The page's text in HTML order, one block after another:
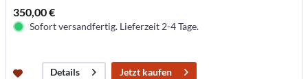
350,00 €
Sofort versandfertig. Lieferzeit 2-4 Tage.
Details Jetzt kaufen